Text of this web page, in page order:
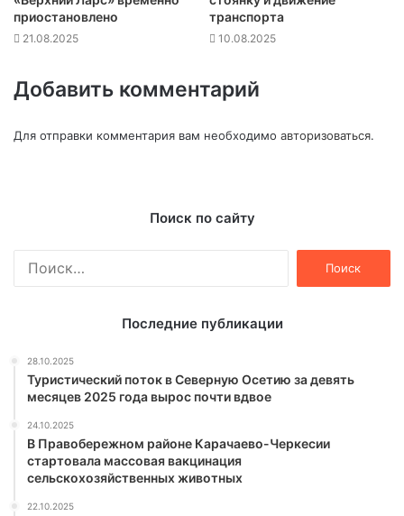
приостановлено
21.08.2025
транспорта
10.08.2025
Добавить комментарий
Для отправки комментария вам необходимо авторизоваться.
Поиск по сайту
Последние публикации
28.10.2025
Туристический поток в Северную Осетию за девять
месяцев 2025 года вырос почти вдвое
24.10.2025
В Правобережном районе Карачаево-Черкесии
стартовала массовая вакцинация
сельскохозяйственных животных
22.10.2025